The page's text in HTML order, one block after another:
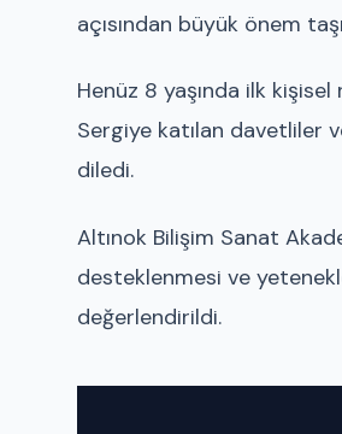
açısından büyük önem
Henüz 8 yaşında ilk
Sergiye katılan davetliler
diledi.
Altınok Bilişim Sanat
desteklenmesi ve
değerlendirildi.